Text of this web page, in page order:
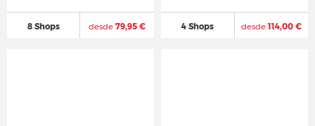
8 Shops desde79,95 € 4 Shops desde114,00 €